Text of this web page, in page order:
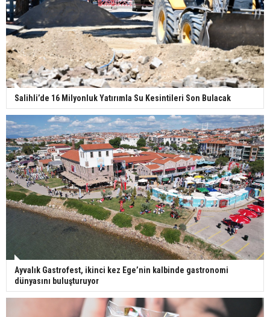
Salihli’de 16 Milyonluk Yatırımla Su Kesintileri Son Bulacak
Ayvalık Gastrofest, ikinci kez Ege’nin kalbinde gastronomi
dünyasını buluşturuyor